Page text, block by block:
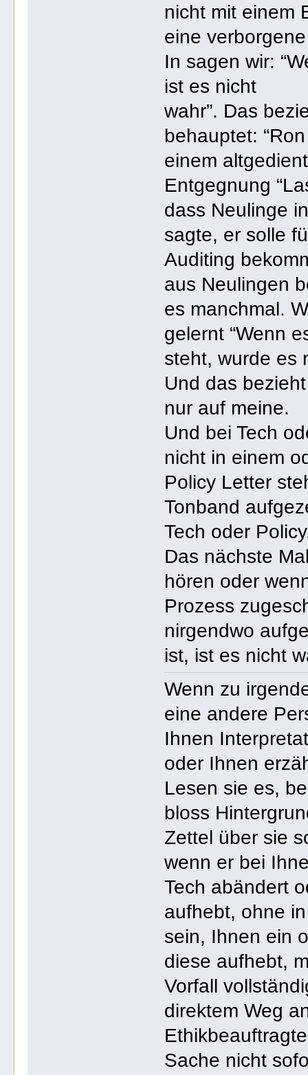
nicht mit einem
eine
In sagen wir:
ist es nicht
wahr”. Das
behauptet:
einem
Entgegnung
dass Neulinge
sagte, er solle
Auditing
aus Neulingen
es manchmal.
gelernt “Wenn
steht, wurde es
Und das
nur auf meine.
Und bei Tech
nicht in einem
Policy Letter
Tonband
Tech oder
Das nächste
hören oder
Prozess
nirgendwo
ist, ist es nicht
Wenn zu
eine andere
Ihnen
oder Ihnen
Lesen sie es,
bloss
Zettel über sie
wenn er bei
Tech abändert
aufhebt, ohne
sein, Ihnen ein
diese aufhebt,
Vorfall
direktem Weg
Sache nicht